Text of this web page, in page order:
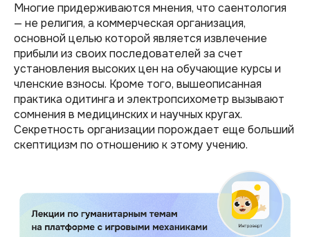
Многие придерживаются мнения, что саентология
— не религия, а коммерческая организация,
основной целью которой является извлечение
прибыли из своих последователей за счет
установления высоких цен на обучающие курсы и
членские взносы. Кроме того, вышеописанная
практика одитинга и электропсихометр вызывают
сомнения в медицинских и научных кругах.
Секретность организации порождает еще больший
скептицизм по отношению к этому учению.